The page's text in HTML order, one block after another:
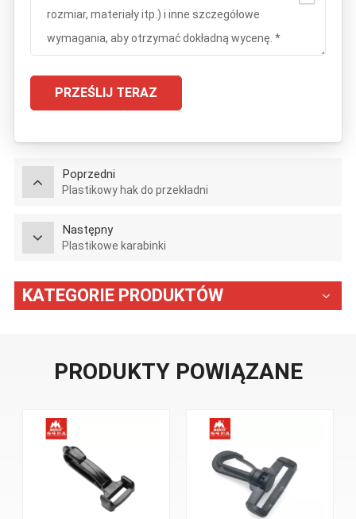
PRZEŚLIJ TERAZ
Poprzedni
Plastikowy hak do przekładni
Następny
Plastikowe karabinki
KATEGORIE PRODUKTÓW
PRODUKTY POWIĄZANE